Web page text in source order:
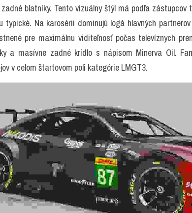
blatníky. Tento vizuálny štýl má podľa zástupcov
typické. Na karosérii dominujú logá hlavných
pre maximálnu viditeľnosť počas televíznych
a masívne zadné krídlo s nápisom Minerva Oil.
v celom štartovom poli kategórie LMGT3.